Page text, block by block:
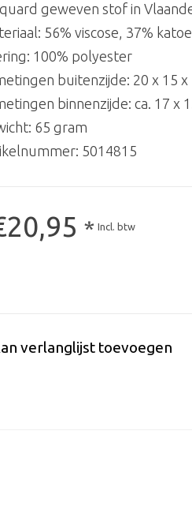
geweven stof in
56% viscose, 37%
100% polyester
buitenzijde: 20 x 15 x
binnenzijde: ca. 17 x
65 gram
5014815
* Incl. btw
verlanglijst toevoegen